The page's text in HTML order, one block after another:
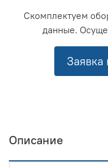
Скомплектуем
данные.
Заявка
Описание